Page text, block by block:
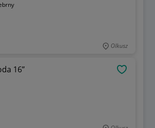
Olkusz
16”